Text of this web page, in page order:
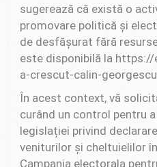
sugerează că există o
promovare politică și
de desfășurat fără
este disponibilă la
a-crescut-calin-
În acest context, vă
curând un control pentru
legislației privind
veniturilor și cheltuielilor
Campania electorala